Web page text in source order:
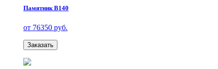
Памятник В140
от 76350 руб.
Заказать